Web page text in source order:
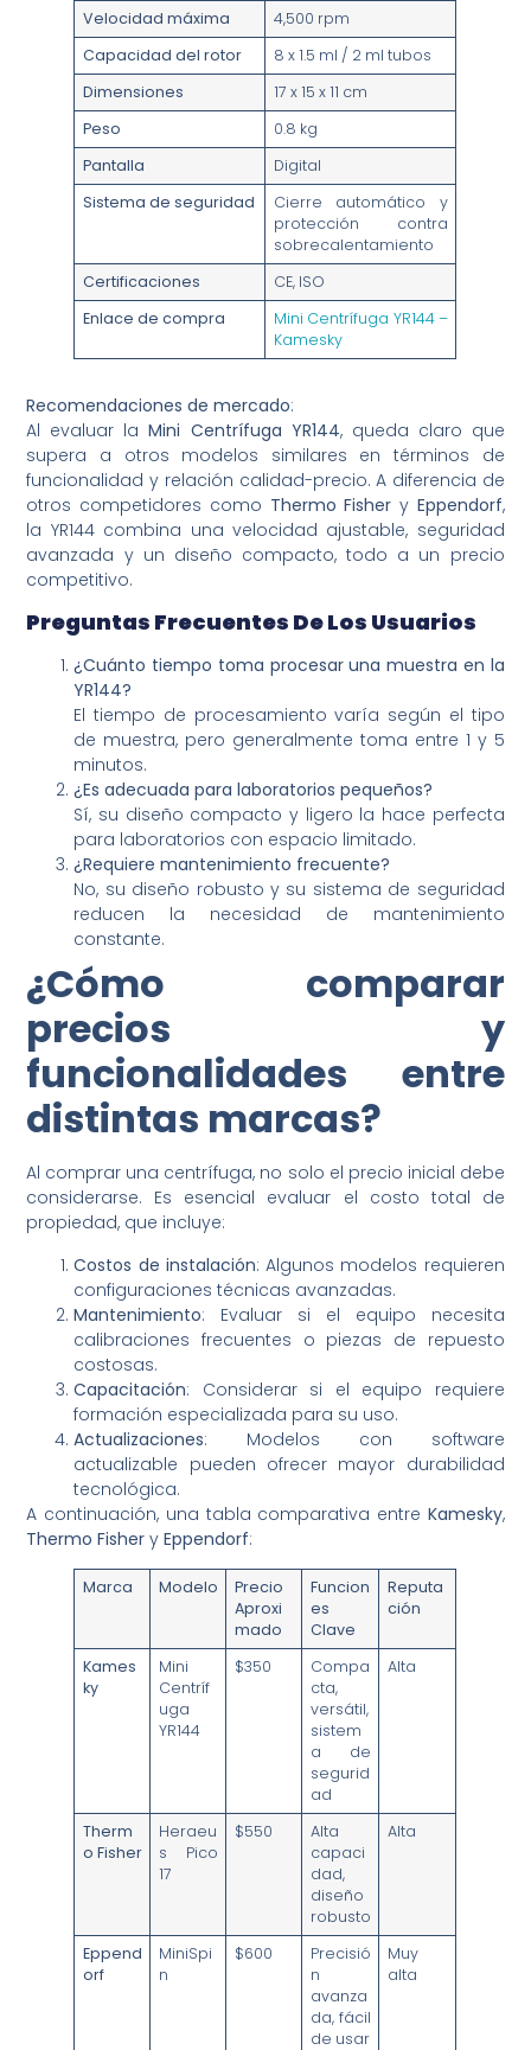
Velocidad máxima
4,500 rpm
Capacidad del rotor
8 x 1.5 ml / 2 ml tubos
Dimensiones
17 x 15 x 11 cm
Peso
0.8 kg
Pantalla
Digital
Sistema de seguridad
Cierre automático y
protección contra
sobrecalentamiento
Certificaciones
CE, ISO
Enlace de compra
Mini Centrífuga YR144 –
Kamesky
Recomendaciones de mercado:
Al evaluar laMini Centrífuga YR144, queda claro que
supera a otros modelos similares en términos de
funcionalidad y relación calidad-precio. A diferencia de
otros competidores como Thermo Fisher y Eppendorf,
la YR144 combina una velocidad ajustable, seguridad
avanzada y un diseño compacto, todo a un precio
competitivo.
Preguntas Frecuentes De Los Usuarios
¿Cuánto tiempo toma procesar una muestra en la
YR144?
El tiempo de procesamiento varía según el tipo
de muestra, pero generalmente toma entre 1 y 5
minutos.
¿Es adecuada para laboratorios pequeños?
Sí, su diseño compacto y ligero la hace perfecta
para laboratorios con espacio limitado.
¿Requiere mantenimiento frecuente?
No, su diseño robusto y su sistema de seguridad
reducen la necesidad de mantenimiento
constante.
¿Cómo comparar
precios y
funcionalidades entre
distintas marcas?
Al comprar una centrífuga, no solo el precio inicial debe
considerarse. Es esencial evaluar el costo total de
propiedad, que incluye:
Costos de instalación: Algunos modelos requieren
configuraciones técnicas avanzadas.
Mantenimiento: Evaluar si el equipo necesita
calibraciones frecuentes o piezas de repuesto
costosas.
Capacitación: Considerar si el equipo requiere
formación especializada para su uso.
Actualizaciones: Modelos con software
actualizable pueden ofrecer mayor durabilidad
tecnológica.
A continuación, una tabla comparativa entre Kamesky,
Thermo Fisher yEppendorf:
Marca Modelo
Precio
Aproxi
mado
Funcion
es
Clave
Reputa
ción
Kames
ky
Mini
Centríf
uga
YR144
$350
Compa
cta,
versátil,
sistem
a de
segurid
ad
Alta
Therm
o Fisher
Heraeu
s Pico
17
$550
Alta
capaci
dad,
diseño
robusto
Alta
Eppend
orf
MiniSpi
n
$600
Precisió
n
avanza
da, fácil
de usar
Muy
alta